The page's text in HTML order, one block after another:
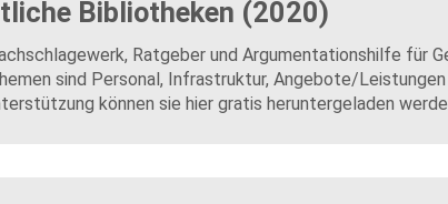
Bibliotheken (2020)
Ratgeber und Argumentationshilfe für
sind Personal, Infrastruktur, Angebote/
können sie hier gratis heruntergeladen